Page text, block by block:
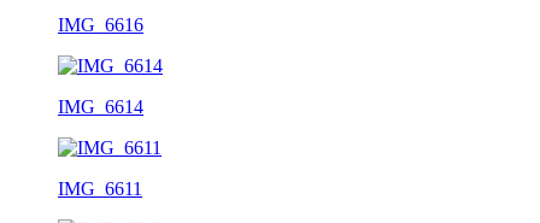
IMG_6616
IMG_6614
IMG_6611